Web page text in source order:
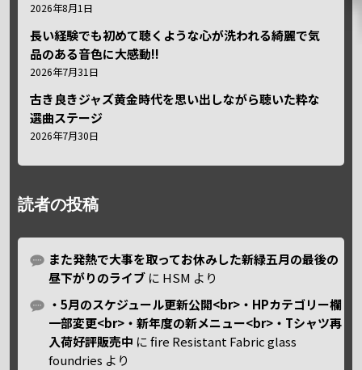
2026年8月1日
長い経験でも初めて聴くような心が洗われる綺麗で気
品のある音色に大感動!!
2026年7月31日
古き良きジャズ黄金時代を思い出しながら聴いた粋な
選曲ステージ
2026年7月30日
読者の投稿
また発熱で大事を取ってお休みした新緑五月の最後の
昼下がりのライブ に HSM より
・5月のスケジュール更新公開<br>・HPカテゴリー欄
一部変更<br>・新年度の新メニュー<br>・Tシャツ再
入荷好評販売中 にfire Resistant Fabric glass
foundries より